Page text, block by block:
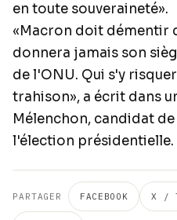
en toute souveraineté».
«Macron doit démentir
donnera jamais son
de l'ONU. Qui s'y
trahison», a écrit dans
Mélenchon, candidat
l'élection présidentielle.
PARTAGER FACEBOOK X /